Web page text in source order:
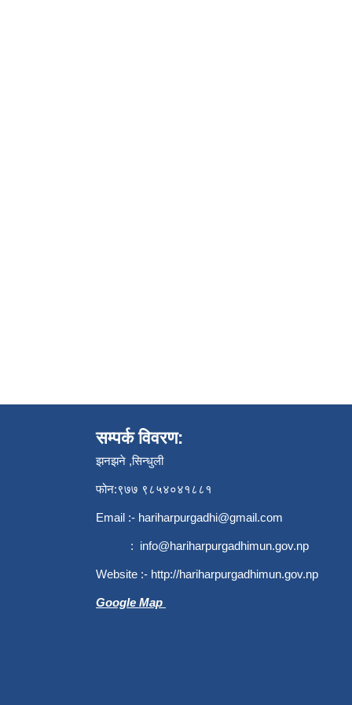
सम्पर्क विवरण:
झनझने ,सिन्धुली
फोन:९७७ ९८५४०४१८८१
Email :- hariharpurgadhi@gmail.com
: info@hariharpurgadhimun.gov.np
Website :- http://hariharpurgadhimun.gov.np
Google Map